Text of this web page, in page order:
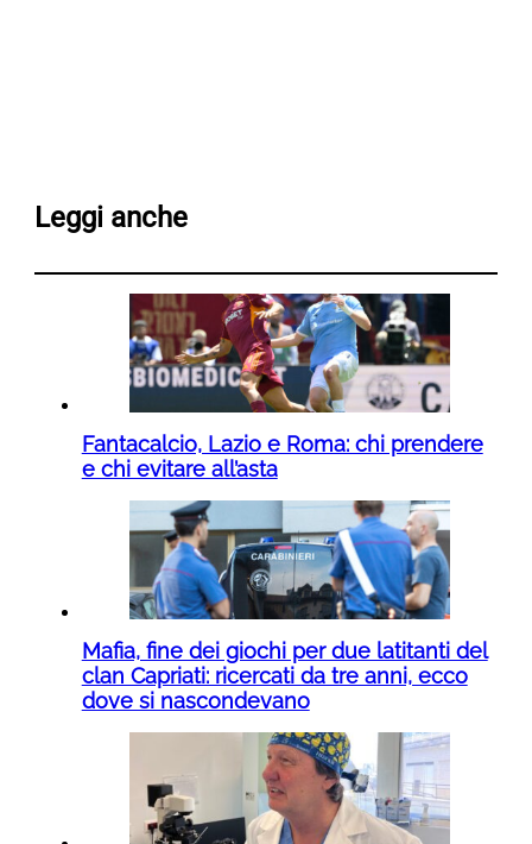
Leggi anche
Fantacalcio, Lazio e Roma: chi prendere
e chi evitare all’asta
Mafia, fine dei giochi per due latitanti del
clan Capriati: ricercati da tre anni, ecco
dove si nascondevano